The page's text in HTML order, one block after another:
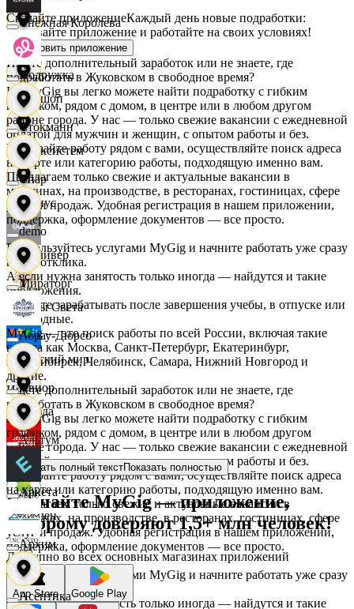
Вайнер
Ваншоп
Ворксистем
Гелиус
Гулливер
Дары Света
Детский мир
Звезда
Зельгрос
Зенден
Инканто
Снежная Королева
Подружка
Стокманн
Cпар
demo
Мираторг
Абрау-Дюрсо
Авиор
Альтум
Аркета
Архим
Асептика
Скачайте приложениеКаждый день новые подработки:
скачивайте приложение и работайте на своих условиях!
Установить приложение
Ищете дополнительный заработок или не знаете, где
подработать в Жуковском в свободное время?
На MyGig вы легко можете найти подработку с гибким
графиком, рядом с домом, в центре или в любом другом
районе города. У нас — только свежие вакансии с ежедневной
оплатой для мужчин и женщин, с опытом работы и без.
Выбирайте работу рядом с вами, осуществляйте поиск адреса
на карте или категорию работы, подходящую именно вам.
Предлагаем только свежие и актуальные вакансии в
магазинах, на производстве, в ресторанах, гостиницах, сфере
услуг и продаж. Удобная регистрация в нашем приложении,
поддержка, оформление документов — все просто.
Воспользуйтесь услугами MyGig и начните работать уже сразу
после отклика.
А если нужна занятость только иногда — найдутся и такие
предложения.
Начните зарабатывать после завершения учебы, в отпуске или
в выходные.
MyGig — это поиск работы по всей России, включая такие
города как Москва, Санкт-Петербург, Екатеринбург,
Новосибирск, Челябинск, Самара, Нижний Новгород и
другие.
Ищете дополнительный заработок или не знаете, где
подработать в Жуковском в свободное время?
На MyGig вы легко можете найти подработку с гибким
графиком, рядом с домом, в центре или в любом другом
районе города. У нас — только свежие вакансии с ежедневной
оплатой для мужчин и женщин, с опытом работы и без.
Выбирайте работу рядом с вами, осуществляйте поиск адреса
на карте или категорию работы, подходящую именно вам.
Предлагаем только свежие и актуальные вакансии в
магазинах, на производстве, в ресторанах, гостиницах, сфере
услуг и продаж. Удобная регистрация в нашем приложении,
поддержка, оформление документов — все просто.
Воспользуйтесь услугами MyGig и начните работать уже сразу
после отклика.
А если нужна занятость только иногда — найдутся и такие
Показать полный текстПоказать полностью
Скачайте MyGig — приложение,
которому доверяют 1,5+ млн человек!
Доступно во всех основных магазинах приложений
App Store Google Play